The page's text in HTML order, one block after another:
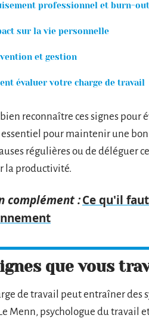
professionnel et burn-out
sur la vie personnelle
et gestion
évaluer votre charge de travail
bien reconnaître ces signes
essentiel pour maintenir une
régulières ou de déléguer
la productivité.
complément :Ce qu'il
que vous
de travail peut entraîner des
Menn, psychologue du travail